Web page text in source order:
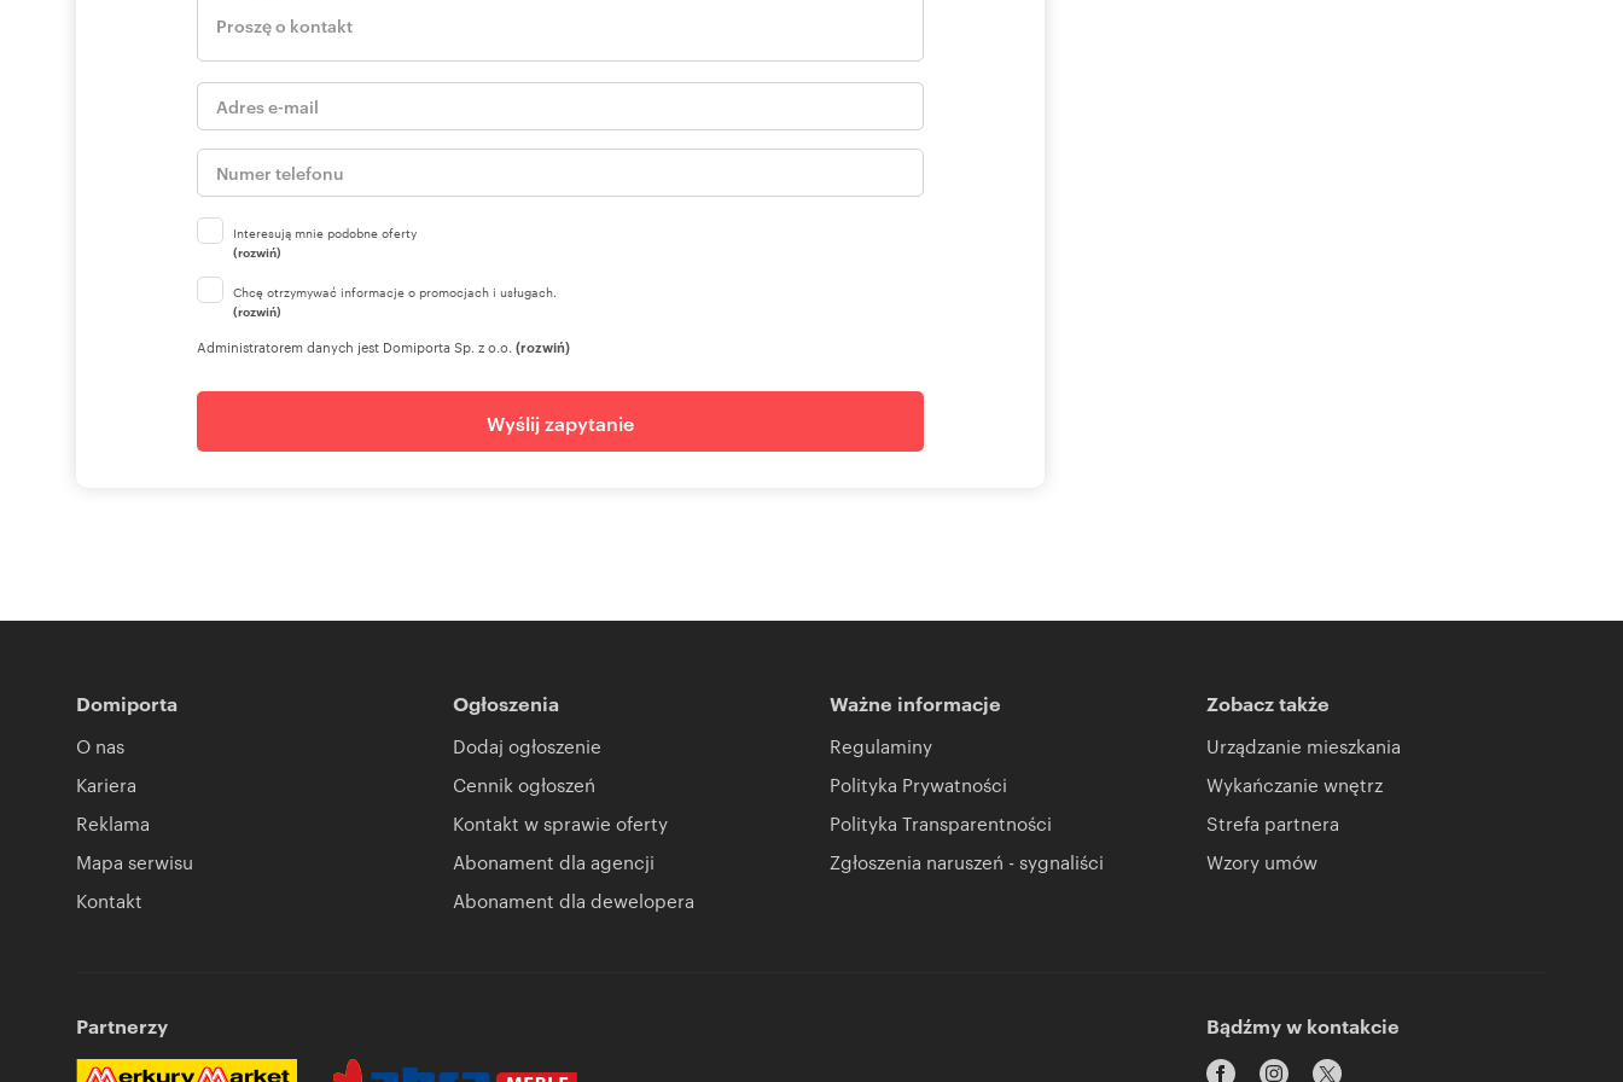
Interesują mnie podobne oferty
(rozwiń)
Chcę otrzymywać informacje o promocjach i usługach.
(rozwiń)
Administratorem danych jest Domiporta Sp. z o.o. (rozwiń)
Wyślij zapytanie
Domiporta
O nas
Kariera
Reklama
Mapa serwisu
Kontakt
Ogłoszenia
Dodaj ogłoszenie
Cennik ogłoszeń
Kontakt w sprawie oferty
Abonament dla agencji
Abonament dla dewelopera
Ważne informacje
Regulaminy
Polityka Prywatności
Polityka Transparentności
Zgłoszenia naruszeń - sygnaliści
Zobacz także
Urządzanie mieszkania
Wykańczanie wnętrz
Strefa partnera
Wzory umów
Partnerzy Bądźmy w kontakcie